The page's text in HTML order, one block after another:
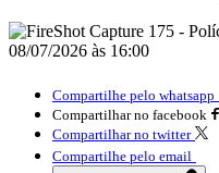
08/07/2026 às 16:00
Compartilhe pelo whatsapp
Compartilhar no facebook
Compartilhar no twitter
Compartilhe pelo email